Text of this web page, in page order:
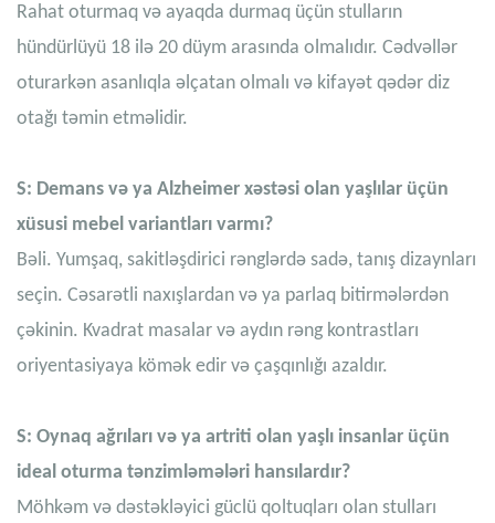
Rahat oturmaq və ayaqda durmaq üçün stulların
hündürlüyü 18 ilə 20 düym arasında olmalıdır. Cədvəllər
oturarkən asanlıqla əlçatan olmalı və kifayət qədər diz
otağı təmin etməlidir.
S: Demans və ya Alzheimer xəstəsi olan yaşlılar üçün
xüsusi mebel variantları varmı?
Bəli. Yumşaq, sakitləşdirici rənglərdə sadə, tanış dizaynları
seçin. Cəsarətli naxışlardan və ya parlaq bitirmələrdən
çəkinin. Kvadrat masalar və aydın rəng kontrastları
oriyentasiyaya kömək edir və çaşqınlığı azaldır.
S: Oynaq ağrıları və ya artriti olan yaşlı insanlar üçün
ideal oturma tənzimləmələri hansılardır?
Möhkəm və dəstəkləyici güclü qoltuqları olan stulları